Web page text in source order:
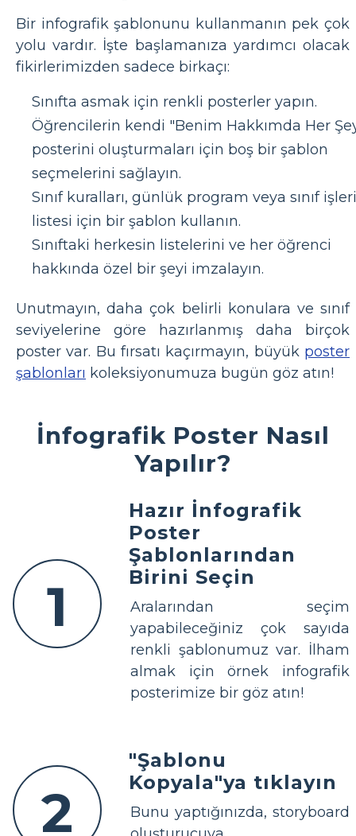
Bir infografik şablonunu kullanmanın pek çok
yolu vardır. İşte başlamanıza yardımcı olacak
fikirlerimizden sadece birkaçı:
Sınıfta asmak için renkli posterler yapın.
Öğrencilerin kendi "Benim Hakkımda Her
posterini oluşturmaları için boş bir şablon
seçmelerini sağlayın.
Sınıf kuralları, günlük program veya sınıf işleri
listesi için bir şablon kullanın.
Sınıftaki herkesin listelerini ve her öğrenci
hakkında özel bir şeyi imzalayın.
Unutmayın, daha çok belirli konulara ve sınıf
seviyelerine göre hazırlanmış daha birçok
poster var. Bu fırsatı kaçırmayın, büyük poster
şablonları koleksiyonumuza bugün göz atın!
İnfografik Poster Nasıl
Yapılır?
1
Hazır İnfografik
Poster
Şablonlarından
Birini Seçin
Aralarından seçim
yapabileceğiniz çok sayıda
renkli şablonumuz var. İlham
almak için örnek infografik
posterimize bir göz atın!
2
"Şablonu
Kopyala"ya tıklayın
Bunu yaptığınızda, storyboard